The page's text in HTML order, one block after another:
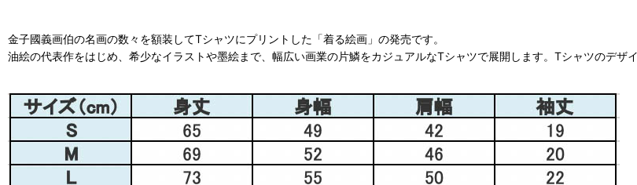
金子國義画伯の名画の数々を額装してTシャツにプリントした「着る絵画」の発売です。
油絵の代表作をはじめ、希少なイラストや墨絵まで、幅広い画業の片鱗をカジュアルなTシャツで展開します。Tシャツのデザ